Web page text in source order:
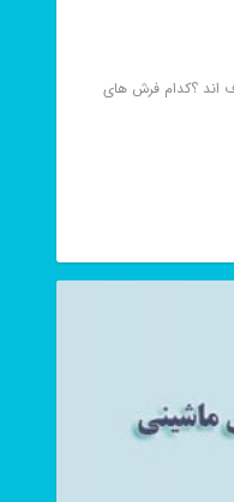
اند ؟کدام فرش های